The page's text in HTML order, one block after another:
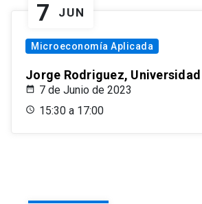
7 JUN
Microeconomía Aplicada
Jorge Rodriguez,
7 de Junio de 2023
15:30 a 17:00